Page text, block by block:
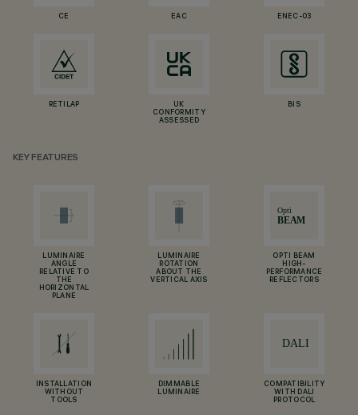
CE EAC ENEC-03
RETILAP
UK
CONFORMITY
ASSESSED
BIS
KEY FEATURES
LUMINAIRE
ANGLE
RELATIVE TO
THE
HORIZONTAL
PLANE
LUMINAIRE
ROTATION
ABOUT THE
VERTICAL AXIS
OPTI BEAM
HIGH-
PERFORMANCE
REFLECTORS
INSTALLATION
WITHOUT
TOOLS
DIMMABLE
LUMINAIRE
COMPATIBILITY
WITH DALI
PROTOCOL